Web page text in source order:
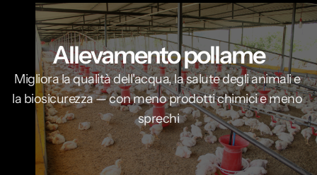
Allevamento pollame
Migliora la qualità dell'acqua, la salute degli animali e
la biosicurezza — con meno prodotti chimici e meno
sprechi